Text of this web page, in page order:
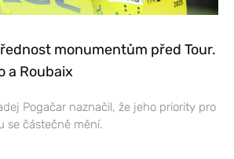
monumentům před Tour.
a Roubaix
Pogačar naznačil, že jeho priority pro
se částečně mění.